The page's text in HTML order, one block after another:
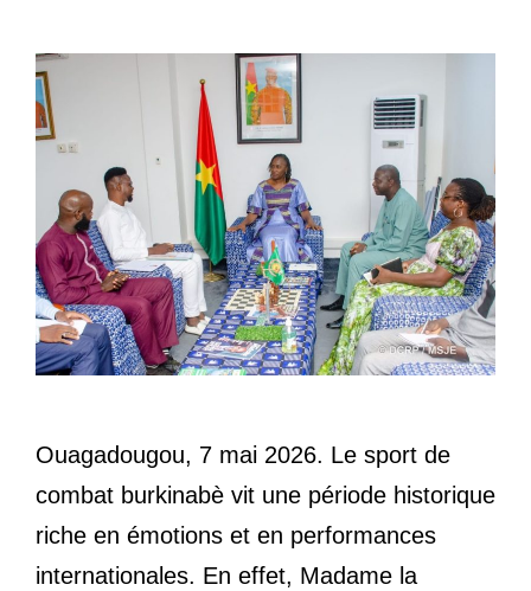
Ouagadougou, 7 mai 2026. Le sport de
combat burkinabè vit une période historique
riche en émotions et en performances
internationales. En effet, Madame la